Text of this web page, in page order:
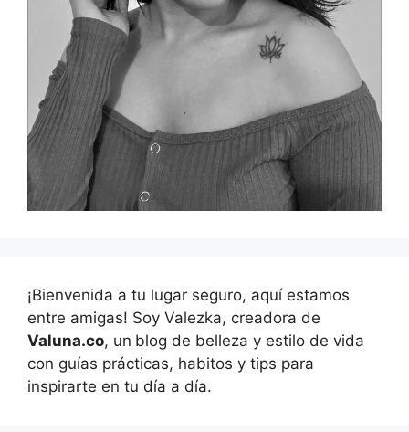
¡Bienvenida a tu lugar seguro, aquí estamos
entre amigas! Soy Valezka, creadora de
Valuna.co, un blog de belleza y estilo de vida
con guías prácticas, habitos y tips para
inspirarte en tu día a día.